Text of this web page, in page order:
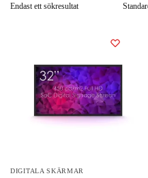
Endast ett sökresultat
DIGITALA SKÄRMAR